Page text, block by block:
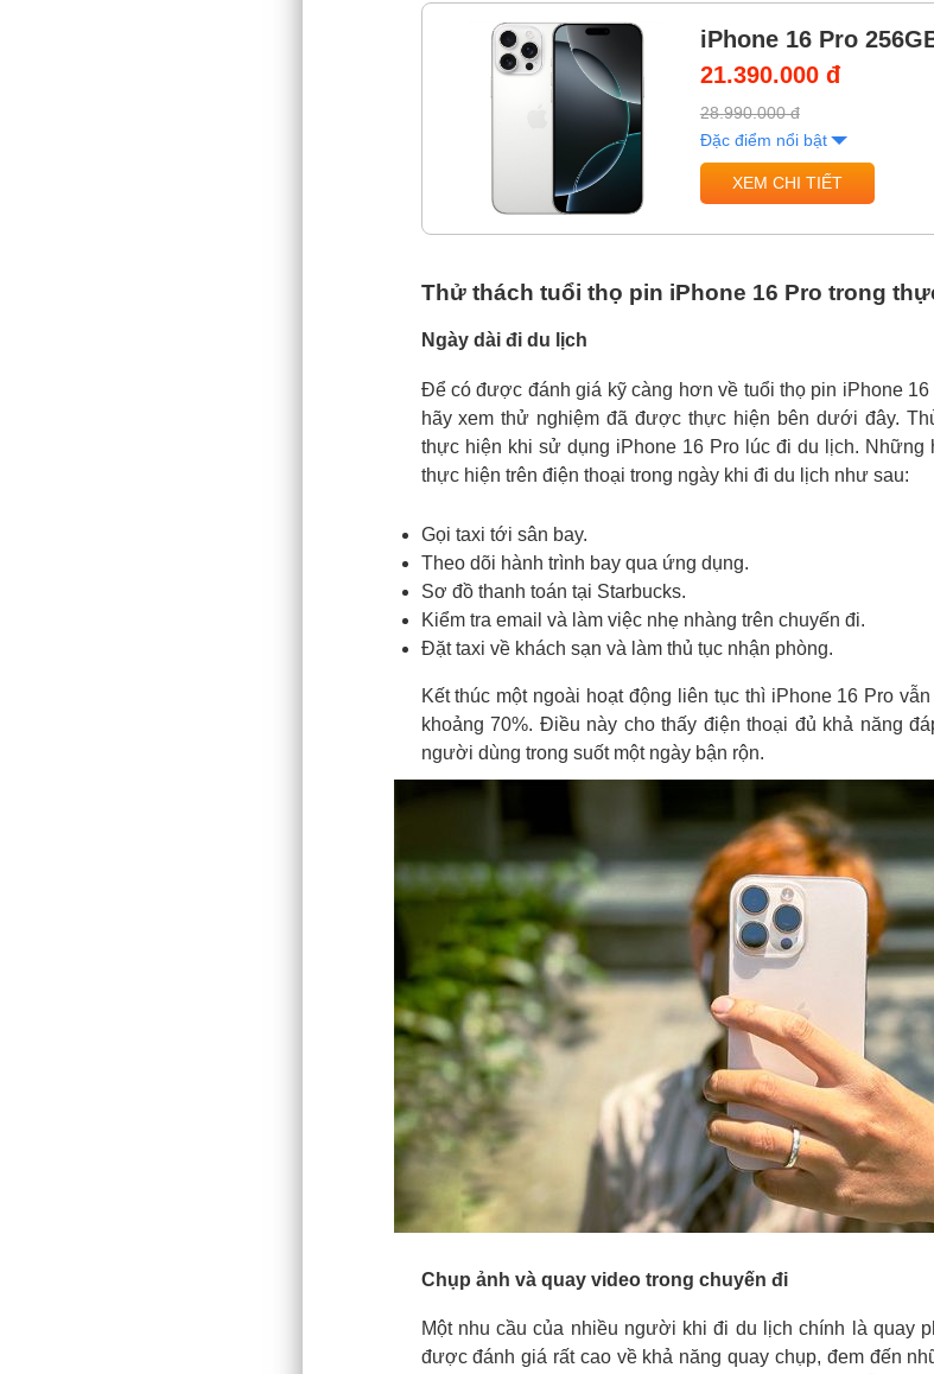
iPhone 16 Pro
21.390.000 đ
28.990.000 đ
Đặc điểm nổi bật
XEM CHI TIẾT
Thử thách tuổi thọ pin iPhone 16 Pro trong
Ngày dài đi du lịch
Để có được đánh giá kỹ càng hơn về tuổi thọ pin iPhone
hãy xem thử nghiệm đã được thực hiện bên dưới đây.
thực hiện khi sử dụng iPhone 16 Pro lúc đi du lịch.
thực hiện trên điện thoại trong ngày khi đi du lịch như sau:
Gọi taxi tới sân bay.
Theo dõi hành trình bay qua ứng dụng.
Sơ đồ thanh toán tại Starbucks.
Kiểm tra email và làm việc nhẹ nhàng trên chuyến đi.
Đặt taxi về khách sạn và làm thủ tục nhận phòng.
Kết thúc một ngoài hoạt động liên tục thì iPhone 16 Pro
khoảng 70%. Điều này cho thấy điện thoại đủ khả năng
người dùng trong suốt một ngày bận rộn.
Chụp ảnh và quay video trong chuyến đi
Một nhu cầu của nhiều người khi đi du lịch chính là quay
được đánh giá rất cao về khả năng quay chụp, đem đến